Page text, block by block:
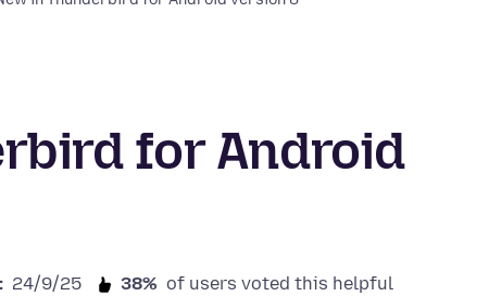
for Android
24/9/25 38% of users voted this helpful